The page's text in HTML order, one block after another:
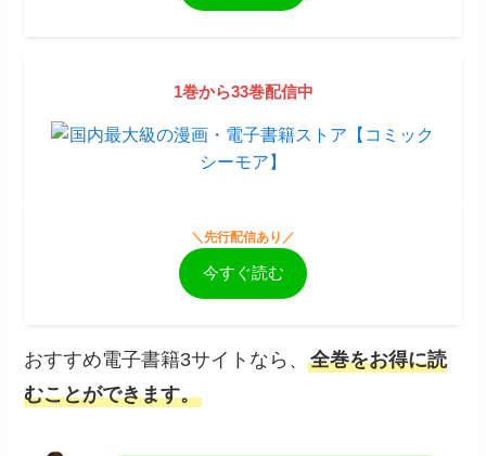
1巻から33巻配信中
＼先行配信あり／
今すぐ読む
おすすめ電子書籍3サイトなら、全巻をお得に読
むことができます。